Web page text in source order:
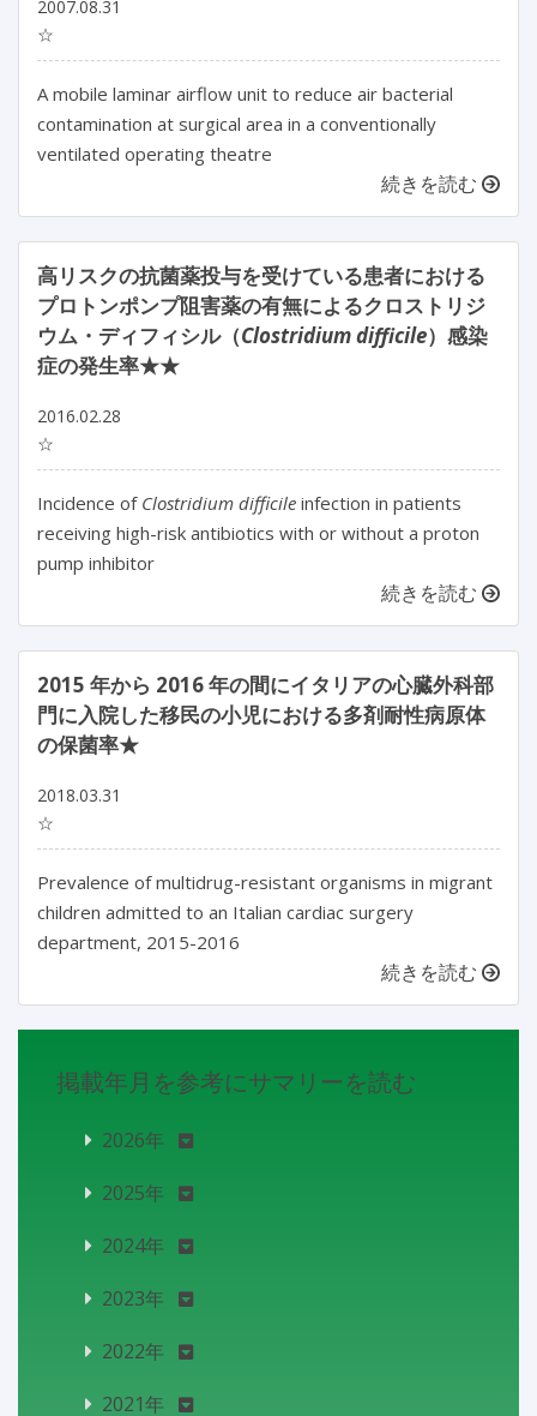
2007.08.31
☆
A mobile laminar airflow unit to reduce air bacterial
contamination at surgical area in a conventionally
ventilated operating theatre
続きを読む
高リスクの抗菌薬投与を受けている患者における
プロトンポンプ阻害薬の有無によるクロストリジ
ウム・ディフィシル（Clostridium difficile）感染
症の発生率★★
2016.02.28
☆
Incidence of Clostridium difficile infection in patients
receiving high-risk antibiotics with or without a proton
pump inhibitor
続きを読む
2015 年から 2016 年の間にイタリアの心臓外科部
門に入院した移民の小児における多剤耐性病原体
の保菌率★
2018.03.31
☆
Prevalence of multidrug-resistant organisms in migrant
children admitted to an Italian cardiac surgery
department, 2015-2016
続きを読む
掲載年月を参考にサマリーを読む
2026年
2025年
2024年
2023年
2022年
2021年